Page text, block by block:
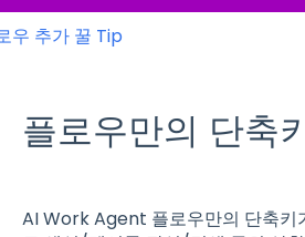
우 추가 꿀 Tip
플로우만의 단축
AI Work Agent 플로우만의 단축키